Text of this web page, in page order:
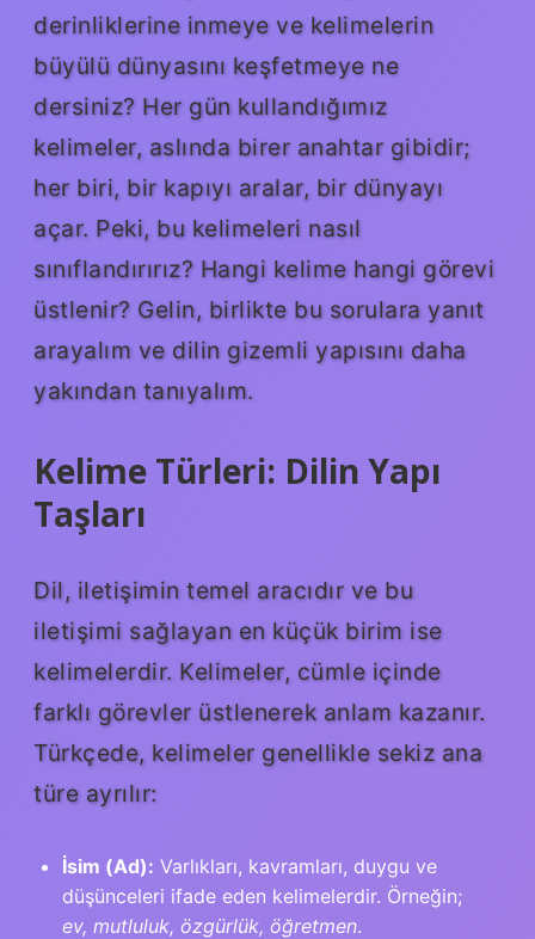
derinliklerine inmeye ve kelimelerin
büyülü dünyasını keşfetmeye ne
dersiniz? Her gün kullandığımız
kelimeler, aslında birer anahtar gibidir;
her biri, bir kapıyı aralar, bir dünyayı
açar. Peki, bu kelimeleri nasıl
sınıflandırırız? Hangi kelime hangi görevi
üstlenir? Gelin, birlikte bu sorulara yanıt
arayalım ve dilin gizemli yapısını daha
yakından tanıyalım.
Kelime Türleri: Dilin Yapı
Taşları
Dil, iletişimin temel aracıdır ve bu
iletişimi sağlayan en küçük birim ise
kelimelerdir. Kelimeler, cümle içinde
farklı görevler üstlenerek anlam kazanır.
Türkçede, kelimeler genellikle sekiz ana
türe ayrılır:
İsim (Ad): Varlıkları, kavramları, duygu ve
düşünceleri ifade eden kelimelerdir. Örneğin;
ev, mutluluk, özgürlük, öğretmen.